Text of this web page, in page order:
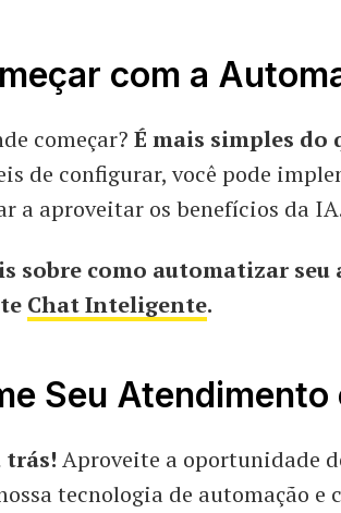
com a
começar?É mais simples do
de configurar, você pode
a aproveitar os benefícios da
sobre como automatizar
Chat Inteligente.
Seu Atendimento
trás! Aproveite a oportunidade
tecnologia de automação e